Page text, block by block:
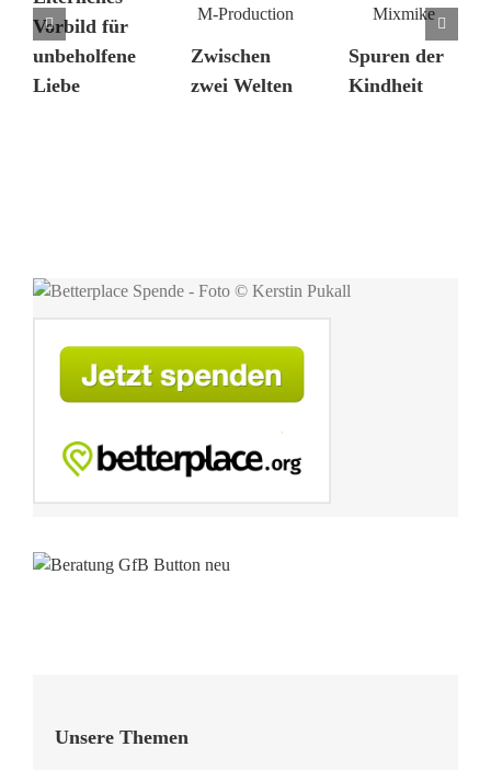
Vorbild für
unbeholfene
Liebe
Zwischen
zwei Welten
Spuren der
Kindheit
Unsere Themen